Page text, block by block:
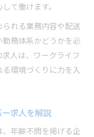
て働けます。
れる業務内容や配送
務体系かどうかを必
人は、ワークライフ
環境づくりに力を入
求人を解説
年齢不問を掲げる企